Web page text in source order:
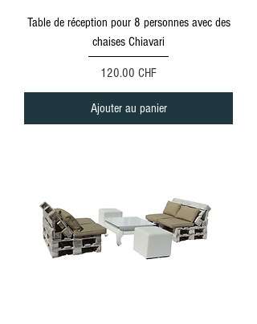
Table de réception pour 8 personnes avec des
chaises Chiavari
Prix
120.00 CHF
Ajouter au panier